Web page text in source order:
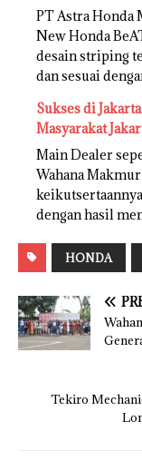
PT Astra Honda
New Honda
desain striping
dan sesuai
Sukses di
Masyarakat
Main Dealer
Wahana
dengan hasil
HONDA
Tekiro